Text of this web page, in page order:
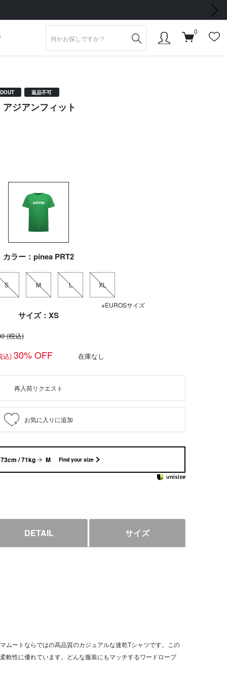
次の画像
0
返品不可
ジアンフィット
カラー：pinea PRT2
S M L XL
※EUROSサイズ
サイズ：XS
(税込)
込) 30% OFF 在庫なし
再入荷リクエスト
/ 71kg M Find your size
DETAIL サイズ
ムートならではの高品質のカジュアルな速乾Tシャツです。この
軟性に優れています。どんな服装にもマッチするワードローブ